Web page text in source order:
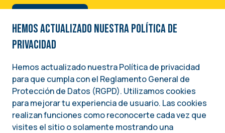
Image
Una iniciativa del
INSTITUTO NACIONAL DEMÓCRATA PARA ASUNTOS INTERNACIONALES (NDI)
Hemos actualizado nuestra Política de
privacidad
Hemos actualizado nuestra Política de privacidad
para que cumpla con el Reglamento General de
Protección de Datos (RGPD). Utilizamos cookies
para mejorar tu experiencia de usuario. Las cookies
realizan funciones como reconocerte cada vez que
visites el sitio o solamente mostrando una